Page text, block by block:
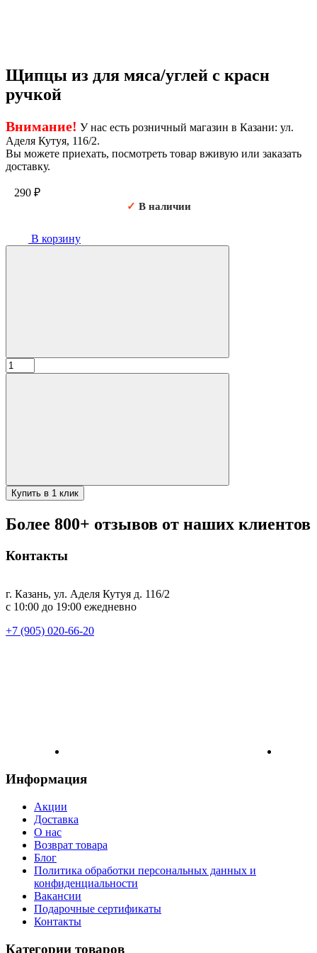
Щипцы из для мяса/углей с красн
ручкой
Внимание! У нас есть розничный магазин в Казани: ул.
Аделя Кутуя, 116/2.
Вы можете приехать, посмотреть товар вживую или заказать
доставку.
290 ₽
✓ В наличии
В корзину
Количество
товара
Купить в 1 клик
Более 800+ отзывов от наших клиентов
Контакты
г. Казань, ул. Аделя Кутуя д. 116/2
с 10:00 до 19:00 ежедневно
+7 (905) 020-66-20
Информация
Акции
Доставка
О нас
Возврат товара
Блог
Политика обработки персональных данных и
конфиденциальности
Вакансии
Подарочные сертификаты
Контакты
Категории товаров